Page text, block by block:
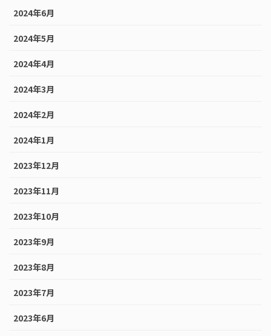
2024年6月
2024年5月
2024年4月
2024年3月
2024年2月
2024年1月
2023年12月
2023年11月
2023年10月
2023年9月
2023年8月
2023年7月
2023年6月